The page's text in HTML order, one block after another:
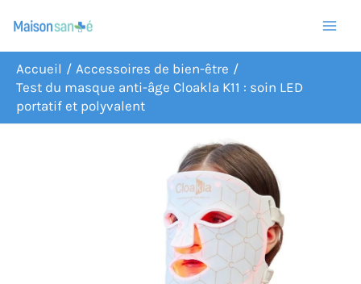
au
contenu
Accueil
Accessoires de bien-être
Test du masque anti-âge Cloakla K11 : soin LED
portatif et polyvalent
c
h
e